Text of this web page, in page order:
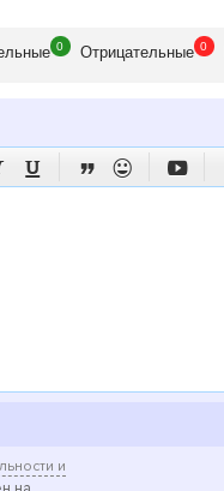
0 Отрицательные 0
   
и